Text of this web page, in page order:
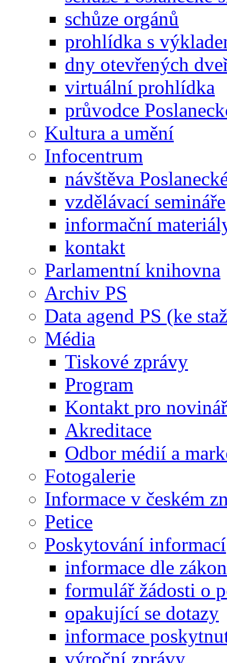
schůze orgánů
prohlídka s
dny otevřených
virtuální prohlídka
průvodce
Kultura a umění
Infocentrum
návštěva
vzdělávací semináře
informační
kontakt
Parlamentní knihovna
Archiv PS
Data agend PS (ke
Média
Tiskové zprávy
Program
Kontakt pro
Akreditace
Odbor médií a
Fotogalerie
Informace v českém
Petice
Poskytování informací
informace dle
formulář žádosti o
opakující se dotazy
informace
výroční zprávy